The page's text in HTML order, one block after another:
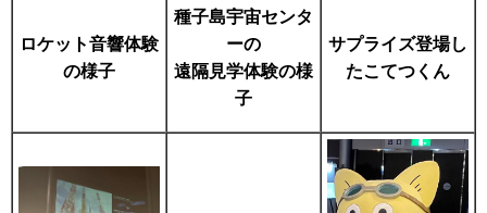
ロケット音響体験
の様子
種子島宇宙センタ
ーの
遠隔見学体験の様
子
サプライズ登場し
たこてつくん